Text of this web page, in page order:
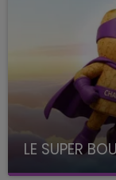
LE SUPER
avec La